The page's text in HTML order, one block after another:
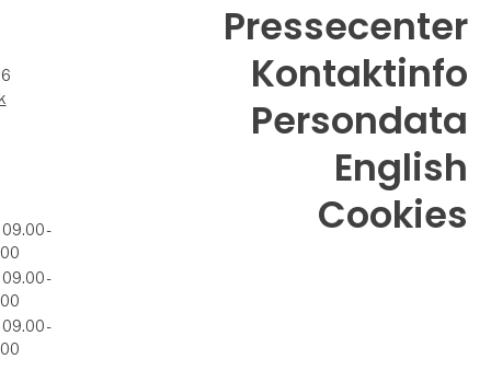
09.00 -
09.00 -
09.00 -
Pressecenter
Kontaktinfo
Persondata
English
Cookies